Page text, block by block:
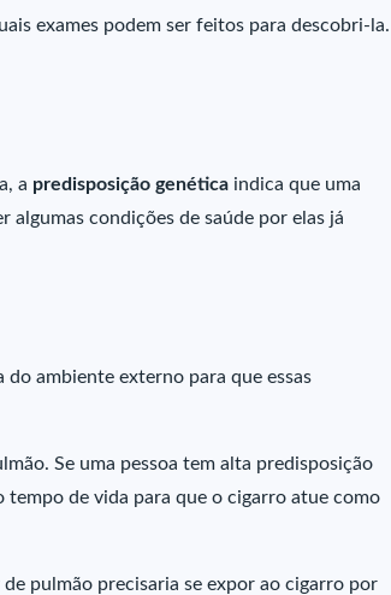
exames podem ser feitos para descobri-la.
a predisposição genética indica que uma
algumas condições de saúde por elas já
do ambiente externo para que essas
Se uma pessoa tem alta predisposição
de vida para que o cigarro atue como
pulmão precisaria se expor ao cigarro por